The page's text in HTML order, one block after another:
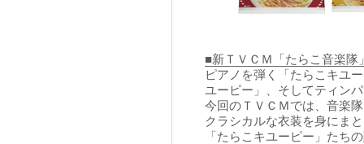
■新ＴＶＣＭ「たらこ音楽隊
ピアノを弾く「たらこキユ
ユーピー」、そしてティン
今回のＴＶＣＭでは、音楽
クラシカルな衣装を身にま
「たらこキユーピー」たち